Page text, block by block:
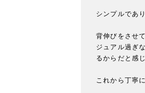
シンプルであ
背伸びをさせ
ジュアル過ぎ
るからだと感
これから丁寧